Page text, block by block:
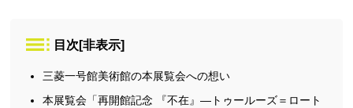
目次 [非表示]
三菱一号館美術館の本展覧会への想い
本展覧会「再開館記念 『不在』—トゥールーズ＝ロート